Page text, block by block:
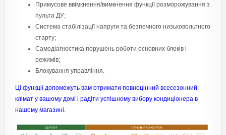
Примусове ввімкнення/вимкнення функції розморожування з
пульта ДУ;
Система стабілізації напруги та безпечного низьковольтного
старту;
Самодіагностика порушень роботи основних блоків і
режимів;
Блокування управління.
Ці функції допоможуть вам отримати повноцінний всесезонний
клімат у вашому домі і радіти успішному вибору кондиціонера в
нашому магазині.